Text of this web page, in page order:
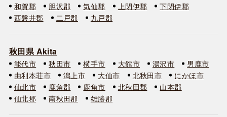
和賀郡
胆沢郡 気仙郡 上閉伊郡
下閉伊郡
西磐井郡
二戸郡 九戸郡
秋田県 Akita
能代市 秋田市 横手市 大館市 湯沢市
男鹿市
由利本荘市
潟上市 大仙市 北秋田市
にかほ市
仙北市
鹿角郡 鹿角市 北秋田郡
山本郡
仙北郡
南秋田郡 雄勝郡